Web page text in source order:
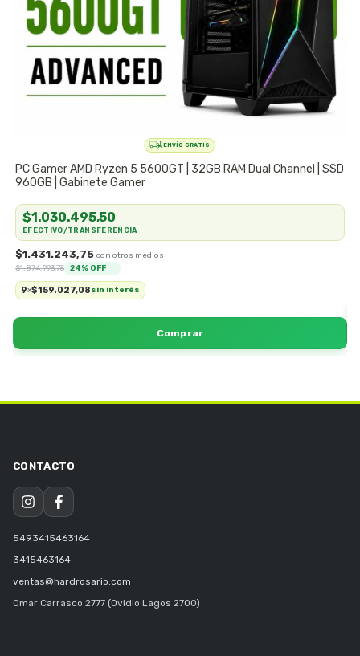
PC Gamer AMD Ryzen 5 5600GT | 32GB RAM Dual Channel | SSD
960GB | Gabinete Gamer
$1.431.243,75
$1.874.993,75 24% OFF
9x$159.027,08sin interés
$1.030.495,50
EFECTIVO/TRANSFERENCIA
5493415463164
3415463164
ventas@hardrosario.com
Omar Carrasco 2777 (Ovidio Lagos 2700)